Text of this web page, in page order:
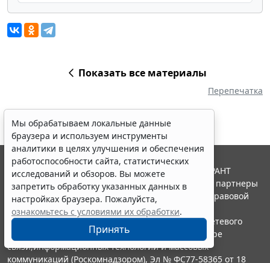
Показать все материалы
Перепечатка
Мы обрабатываем локальные данные
браузера и используем инструменты
аналитики в целях улучшения и обеспечения
работоспособности сайта, статистических
исследований и обзоров. Вы можете
запретить обработку указанных данных в
настройках браузера. Пожалуйста,
ознакомьтесь с условиями их обработки.
Принять
© ООО "НПП "ГАРАНТ-СЕРВИС", 2026. Система ГАРАНТ
выпускается с 1990 года. Компания "Гарант" и ее партнеры
являются участниками Российской ассоциации правовой
информации ГАРАНТ.
Портал ГАРАНТ.РУ зарегистрирован в качестве сетевого
издания Федеральной службой по надзору в сфере
связи,информационных технологий и массовых
коммуникаций (Роскомнадзором), Эл № ФС77-58365 от 18